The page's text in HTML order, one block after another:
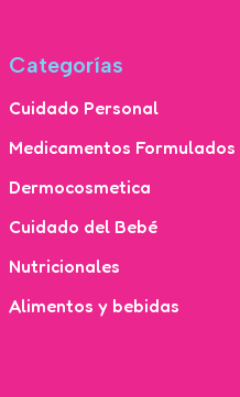
Categorías
Cuidado Personal
Medicamentos Formulados
Dermocosmetica
Cuidado del Bebé
Nutricionales
Alimentos y bebidas